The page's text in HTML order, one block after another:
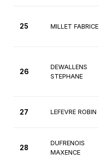
25 MILLET FABRICE
26
DEWALLENS
STEPHANE
27 LEFEVRE ROBIN
28
DUFRENOIS
MAXENCE